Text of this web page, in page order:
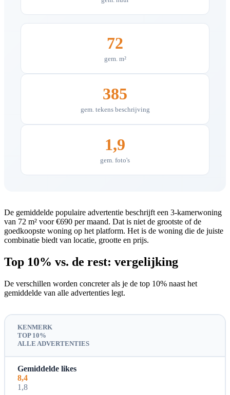
72
gem. m²
385
gem. tekens beschrijving
1,9
gem. foto's
De gemiddelde populaire advertentie beschrijft een 3-kamerwoning
van 72 m² voor €690 per maand. Dat is niet de grootste of de
goedkoopste woning op het platform. Het is de woning die de juiste
combinatie biedt van locatie, grootte en prijs.
Top 10% vs. de rest: vergelijking
De verschillen worden concreter als je de top 10% naast het
gemiddelde van alle advertenties legt.
KENMERK
TOP 10%
ALLE ADVERTENTIES
Gemiddelde likes
8,4
1,8